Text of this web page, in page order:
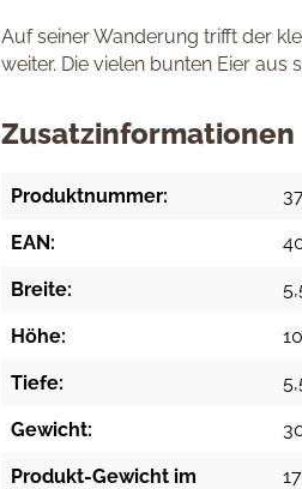
Auf seiner Wanderung trifft der
weiter. Die vielen bunten Eier
Zusatzinformationen
Produktnummer:
EAN:
Breite:
Höhe:
Tiefe:
Gewicht:
Produkt-Gewicht im